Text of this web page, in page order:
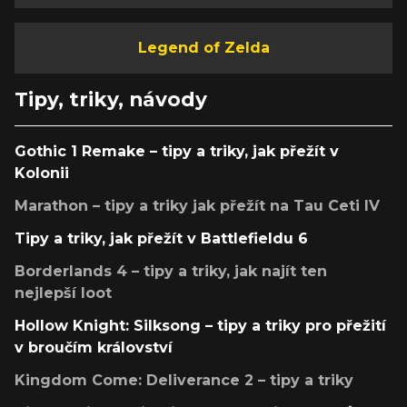
Legend of Zelda
Tipy, triky, návody
Gothic 1 Remake – tipy a triky, jak přežít v
Kolonii
Marathon – tipy a triky jak přežít na Tau Ceti IV
Tipy a triky, jak přežít v Battlefieldu 6
Borderlands 4 – tipy a triky, jak najít ten
nejlepší loot
Hollow Knight: Silksong – tipy a triky pro přežití
v broučím království
Kingdom Come: Deliverance 2 – tipy a triky